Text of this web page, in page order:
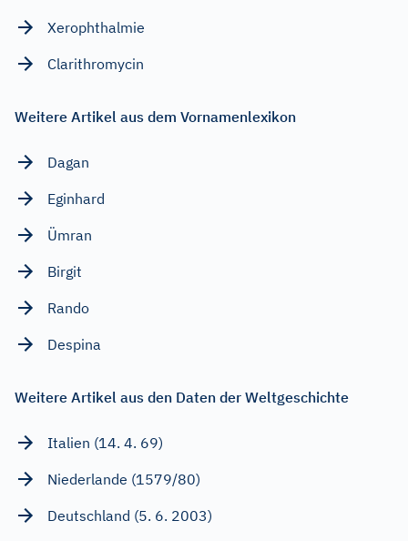
Xerophthalmie
Clarithromycin
Weitere Artikel aus dem Vornamenlexikon
Dagan
Eginhard
Ümran
Birgit
Rando
Despina
Weitere Artikel aus den Daten der Weltgeschichte
Italien (14. 4. 69)
Niederlande (1579/80)
Deutschland (5. 6. 2003)